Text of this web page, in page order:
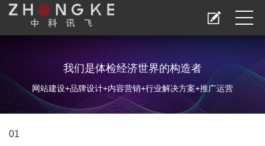
我们是体检经济世界的构造者
网站建设+品牌设计+内容营销+行业解决方案+推广运营
01